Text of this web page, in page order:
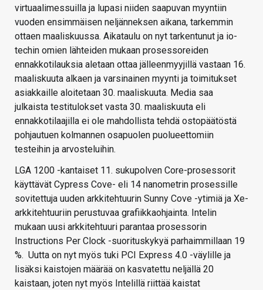
virtuaalimessuilla ja lupasi niiden saapuvan myyntiin
vuoden ensimmäisen neljänneksen aikana, tarkemmin
ottaen maaliskuussa. Aikataulu on nyt tarkentunut ja io-
techin omien lähteiden mukaan prosessoreiden
ennakkotilauksia aletaan ottaa jälleenmyyjillä vastaan 16.
maaliskuuta alkaen ja varsinainen myynti ja toimitukset
asiakkaille aloitetaan 30. maaliskuuta. Media saa
julkaista testitulokset vasta 30. maaliskuuta eli
ennakkotilaajilla ei ole mahdollista tehdä ostopäätöstä
pohjautuen kolmannen osapuolen puolueettomiin
testeihin ja arvosteluihin.
LGA 1200 -kantaiset 11. sukupolven Core-prosessorit
käyttävät Cypress Cove- eli 14 nanometrin prosessille
sovitettuja uuden arkkitehtuurin Sunny Cove -ytimiä ja Xe-
arkkitehtuuriin perustuvaa grafiikkaohjainta. Intelin
mukaan uusi arkkitehtuuri parantaa prosessorin
Instructions Per Clock -suorituskykyä parhaimmillaan 19
%. Uutta on nyt myös tuki PCI Express 4.0 -väylille ja
lisäksi kaistojen määrää on kasvatettu neljällä 20
kaistaan, joten nyt myös Intelillä riittää kaistat